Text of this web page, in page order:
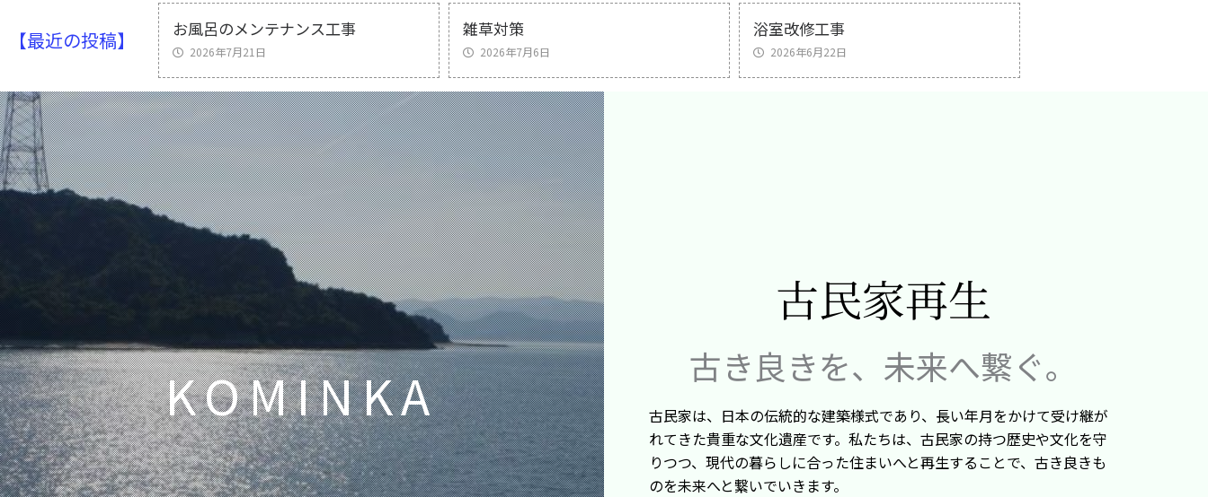
【最近の投稿】 お風呂のメンテナンス工事
2026年7月21日
雑草対策
2026年7月6日
浴室改修工事
2026年6月22日
KOMINKA
古民家再生
古き良きを、未来へ繋ぐ。
古民家は、日本の伝統的な建築様式であり、長い年月をかけて受け継が
れてきた貴重な文化遺産です。私たちは、古民家の持つ歴史や文化を守
りつつ、現代の暮らしに合った住まいへと再生することで、古き良きも
のを未来へと繋いでいきます。